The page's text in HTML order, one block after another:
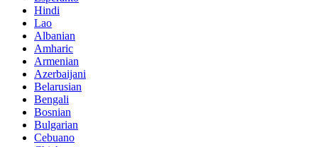
Hindi
Lao
Albanian
Amharic
Armenian
Azerbaijani
Belarusian
Bengali
Bosnian
Bulgarian
Cebuano